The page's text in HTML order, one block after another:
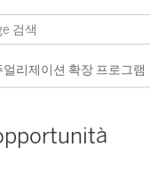
얼리제이션 확장 프로그램